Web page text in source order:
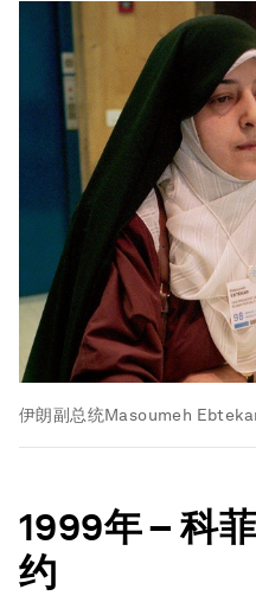
伊朗副总统Masoumeh
1999年–科菲
约